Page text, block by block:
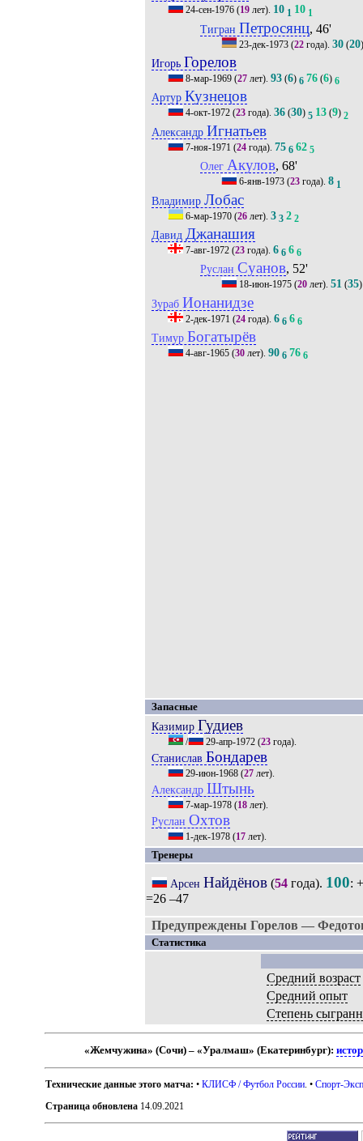
24-сен-1976(19лет). 10 1 10 1
Тигран Петросянц, 46'
23-дек-1973 (22 года).30 (20
Игорь Горелов
8-мар-1969(27лет). 93(6) 6 76(6) 6
Артур Кузнецов
4-окт-1972(23года). 36(30) 5 13(9) 2
Александр Игнатьев
7-ноя-1971 (24года). 75 6 62 5
Олег Акулов, 68'
6-янв-1973 (23 года).8 1
Владимир Лобас
6-мар-1970(26лет). 3 3 2 2
Давид Джанашия
7-авг-1972(23года). 6 6 6 6
Руслан Суанов, 52'
18-июн-1975 (20 лет).51 (35)
Зураб Ионанидзе
2-дек-1971 (24года). 6 6 6 6
Тимур Богатырёв
4-авг-1965(30лет). 90 6 76 6
Запасные
Казимир Гудиев
/ 29-апр-1972(23года).
Станислав Бондарев
29-июн-1968(27лет).
Александр Штынь
7-мар-1978(18лет).
Руслан Охтов
1-дек-1978(17лет).
Тренеры
Арсен Найдёнов(54года). 100: +
=26 –47
Предупреждены Горелов —
Статистика
Средний возраст
Средний опыт
Степень
«Жемчужина» (Сочи) – «Уралмаш» (Екатеринбург):
Технические данные этого матча: •КЛИСФ / Футбол России . •Спорт-
Страница обновлена 14.09.2021